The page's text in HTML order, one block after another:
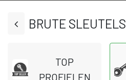
BRUTE SLEUTELS
TOP
PROFIELEN